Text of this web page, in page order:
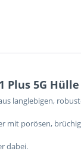
5G
langlebigen,
mit porösen,
dabei.